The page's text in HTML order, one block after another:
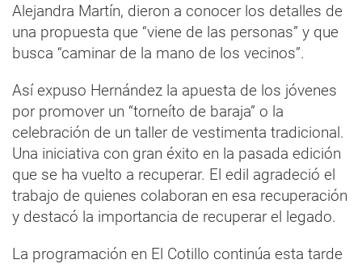
Alejandra Martín, dieron a conocer los detalles de
una propuesta que “viene de las personas” y que
busca “caminar de la mano de los vecinos”.
Así expuso Hernández la apuesta de los jóvenes
por promover un “torneíto de baraja” o la
celebración de un taller de vestimenta tradicional.
Una iniciativa con gran éxito en la pasada edición
que se ha vuelto a recuperar. El edil agradeció el
trabajo de quienes colaboran en esa recuperación
y destacó la importancia de recuperar el legado.
La programación en El Cotillo continúa esta tarde